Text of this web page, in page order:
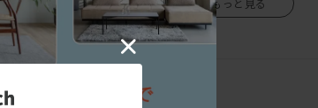
座り心地、実用性、センスのどれをとっても一流の
自信を持っておすすめいたします。
こちら
無垢の木は家具になっても生きているので、湿気を吸った
す。
そのため、ご使用になる環境や気候によって、反りや割れ
温度や湿度の急激な変化のない場所、乾燥する季節には加
ます。
スペック